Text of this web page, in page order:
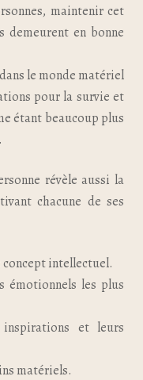
maintenir cet
demeurent en bonne
le monde matériel
pour la survie et
étant beaucoup plus
révèle aussi la
chacune de ses
concept intellectuel.
émotionnels les plus
et leurs
matériels.